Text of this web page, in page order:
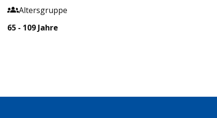
Altersgruppe
65 - 109 Jahre